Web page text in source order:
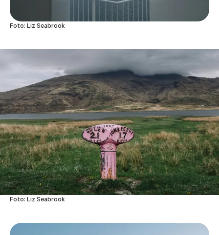
Foto: Liz Seabrook
Foto: Liz Seabrook